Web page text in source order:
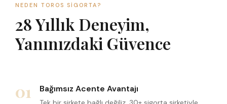
NEDEN TOROS SIGORTA?
28 Yıllık Deneyim,
Yanınızdaki Güvence
01 Bağımsız Acente Avantajı